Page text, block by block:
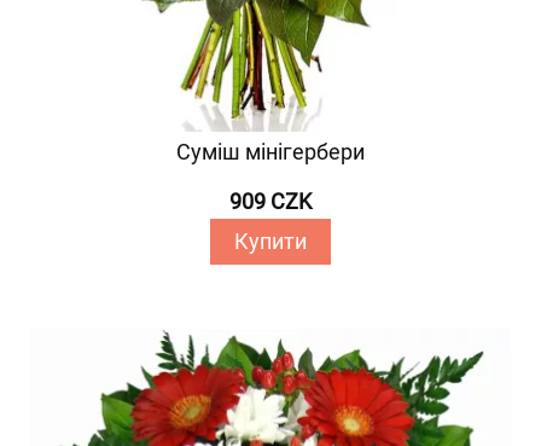
Суміш мінігербери
909 CZK
Купити